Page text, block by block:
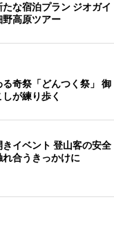
な宿泊プラン ジオガイ
野高原ツアー
奇祭「どんつく祭」 御
が練り歩く
イベント 登山客の安全
合うきっかけに